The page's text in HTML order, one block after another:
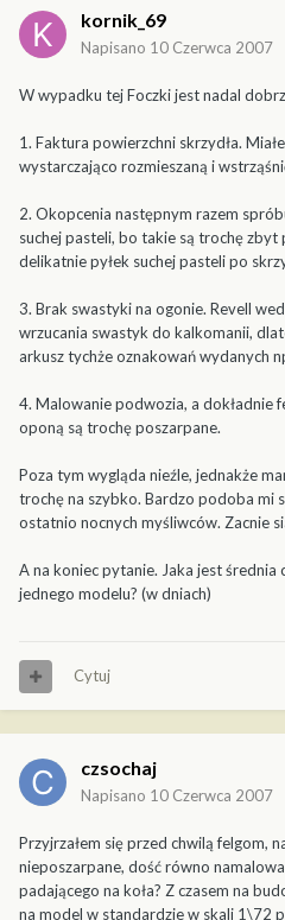
kornik_69
Napisano 10 Czerwca 2007
W wypadku tej Foczki jest nadal
1. Faktura powierzchni skrzydła.
wystarczająco rozmieszaną i
2. Okopcenia następnym razem
suchej pasteli, bo takie są trochę
delikatnie pyłek suchej pasteli po
3. Brak swastyki na ogonie. Revell
wrzucania swastyk do kalkomanii,
arkusz tychże oznakowań wydanych
4. Malowanie podwozia, a dokładnie
oponą są trochę poszarpane.
Poza tym wygląda nieźle, jednakże
trochę na szybko. Bardzo podoba mi
ostatnio nocnych myśliwców. Zacnie
A na koniec pytanie. Jaka jest średnia
jednego modelu? (w dniach)
Cytuj
czsochaj
Napisano 10 Czerwca 2007
Przyjrzałem się przed chwilą felgom,
nieposzarpane, dość równo
padającego na koła? Z czasem na
na model w standardzie w skali 1\72